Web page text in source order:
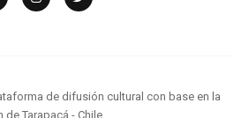
de difusión cultural con base en la
de Tarapacá - Chile